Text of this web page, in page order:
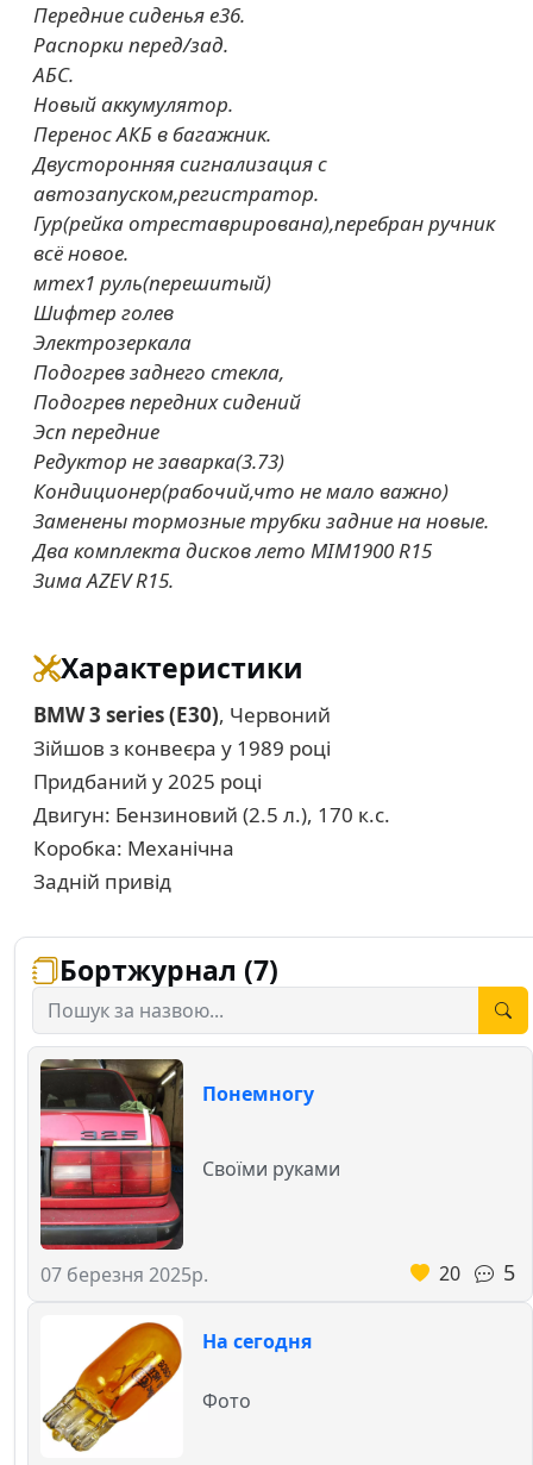
Передние сиденья е36.
Распорки перед/зад.
АБС.
Новый аккумулятор.
Перенос АКБ в багажник.
Двусторонняя сигнализация с
автозапуском,регистратор.
Гур(рейка отреставрирована),перебран ручник
всё новое.
мтех1 руль(перешитый)
Шифтер голев
Электрозеркала
Подогрев заднего стекла,
Подогрев передних сидений
Эсп передние
Редуктор не заварка(3.73)
Кондиционер(рабочий,что не мало важно)
Заменены тормозные трубки задние на новые.
Два комплекта дисков лето MIM1900 R15
Зима AZEV R15.
Характеристики
BMW 3 series (E30), Червоний
Зійшов з конвеєра у 1989 році
Придбаний у 2025 році
Двигун: Бензиновий (2.5 л.), 170 к.с.
Коробка: Механічна
Задній привід
Бортжурнал (7)
Понемногу
07 березня 2025р.
Своїми руками
20 5
На сегодня
Фото